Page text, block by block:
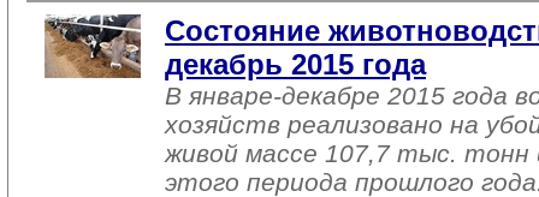
Состояние
декабрь 2015 года
В январе-декабре 2015 года
хозяйств реализовано на
живой массе 107,7 тыс. тонн
этого периода прошлого